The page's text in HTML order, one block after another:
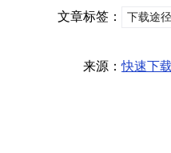
文章标签： 下载途径
来源：快速下